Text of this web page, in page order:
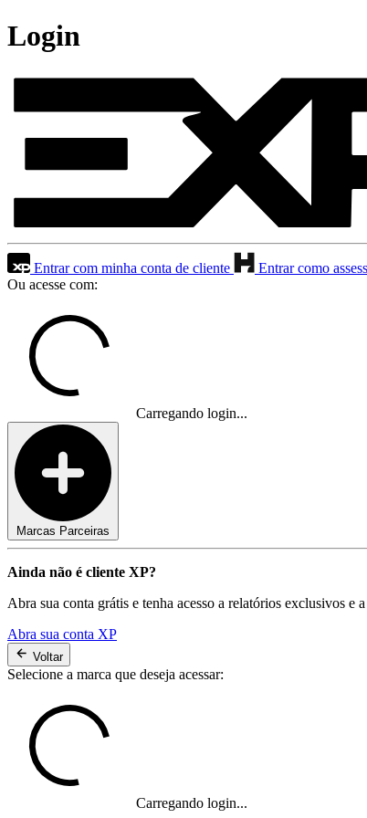
Login
Entrar com minha conta de cliente
Entrar como
Ou acesse com:
Carregando login...
Marcas Parceiras
Ainda não é cliente XP?
Abra sua conta grátis e tenha acesso a relatórios exclusivos e
Abra sua conta XP
Voltar
Selecione a marca que deseja acessar:
Carregando login...